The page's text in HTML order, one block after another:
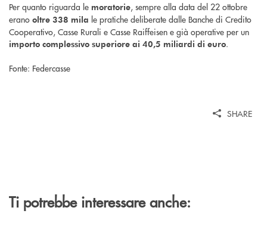
Per quanto riguarda le moratorie, sempre alla data del 22 ottobre
erano oltre 338 mila le pratiche deliberate dalle Banche di Credito
Cooperativo, Casse Rurali e Casse Raiffeisen e già operative per un
importo complessivo superiore ai 40,5 miliardi di euro.
Fonte: Federcasse
SHARE
Ti potrebbe interessare anche: